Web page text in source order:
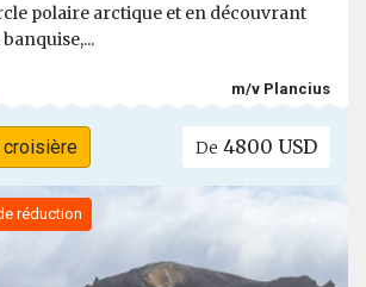
polaire arctique et en découvrant
m/v Plancius
croisière De 4800 USD
réduction